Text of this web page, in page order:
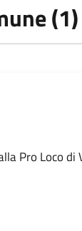
(1)
Pro Loco di